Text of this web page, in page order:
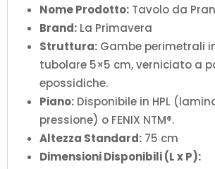
Nome Prodotto: Tavolo da
Brand: La Primavera
Struttura: Gambe perimetrali
tubolare 5×5 cm, verniciato a
epossidiche.
Piano: Disponibile in HPL
pressione) o FENIX NTM®.
Altezza Standard: 75 cm
Dimensioni Disponibili (L x P):